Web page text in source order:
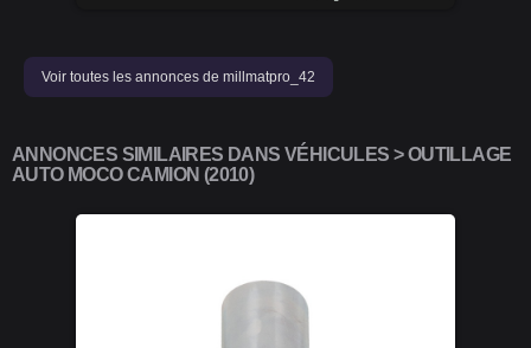
Voir toutes les annonces de millmatpro_42
ANNONCES SIMILAIRES DANS VÉHICULES > OUTILLAGE
AUTO MOCO CAMION (2010)